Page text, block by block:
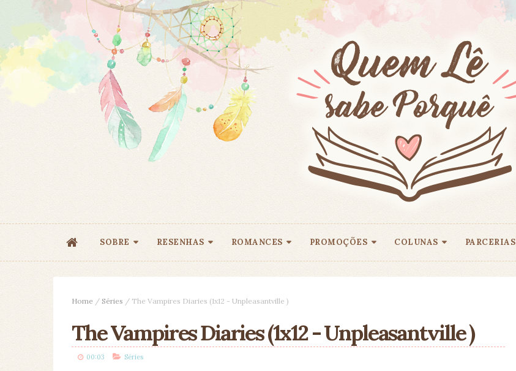
SOBRE RESENHAS ROMANCES PROMOÇÕES COLUNAS PARCERIAS
Home / Séries / The Vampires Diaries (1x12 - Unpleasantville )
The Vampires Diaries (1x12 - Unpleasantville )
00:03 Séries